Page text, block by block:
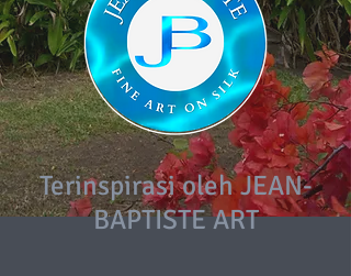
Terinspirasi oleh JEAN-
BAPTISTE ART